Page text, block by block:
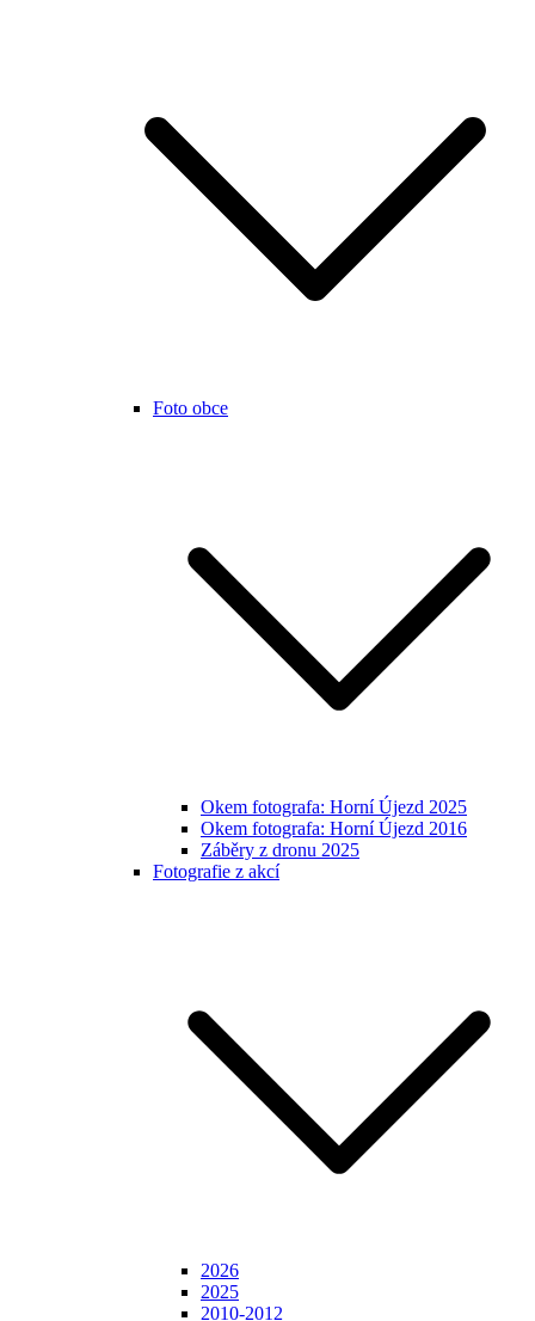
Foto obce
Okem fotografa: Horní Újezd 2025
Okem fotografa: Horní Újezd 2016
Záběry z dronu 2025
Fotografie z akcí
2026
2025
2010-2012